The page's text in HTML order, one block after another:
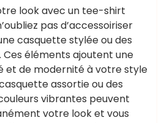
look avec un tee-shirt
pas d’accessoiriser
casquette stylée ou des
éléments ajoutent une
et de modernité à votre style
assortie ou des
vibrantes peuvent
votre look et vous